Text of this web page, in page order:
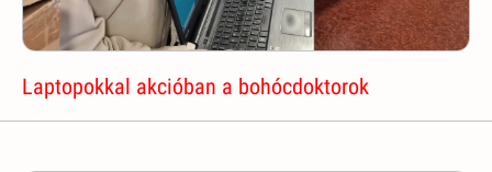
Laptopokkal akcióban a bohócdoktorok